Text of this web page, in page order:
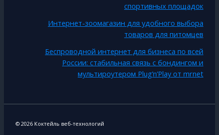
спортивных площадок
Интернет-зоомагазин для удобного выбора
товаров для питомцев
Беспроводной интернет для бизнеса по всей
России: стабильная связь с бондингом и
мультироутером Plug’n’Play от mrnet
© 2026 Коктейль веб-технологий